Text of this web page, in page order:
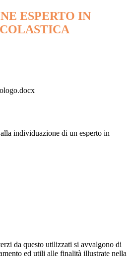
ESPERTO IN
individuazione di un esperto in
da questo utilizzati si avvalgono di
ed utili alle finalità illustrate nella